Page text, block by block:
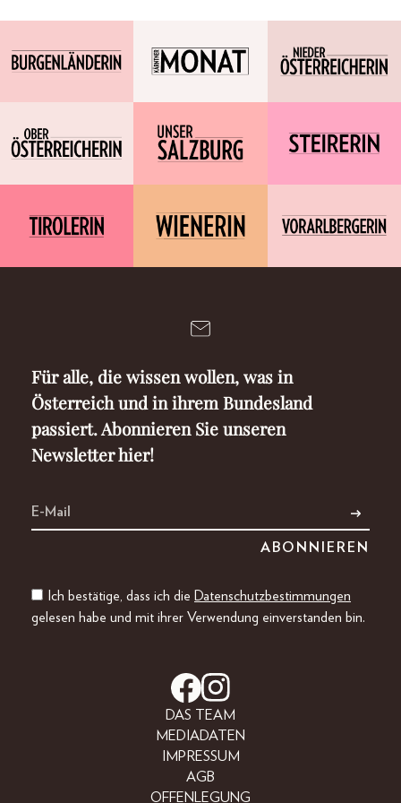
Für alle, die wissen wollen, was in
Österreich und in ihrem Bundesland
passiert. Abonnieren Sie unseren
Newsletter hier!
Ich bestätige, dass ich die Datenschutzbestimmungen
gelesen habe und mit ihrer Verwendung einverstanden bin.
DAS TEAM
MEDIADATEN
IMPRESSUM
AGB
OFFENLEGUNG